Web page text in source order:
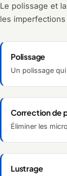
Le polissage et
les
Polissage
Un polissage
Correction de
Éliminer les
Lustrage